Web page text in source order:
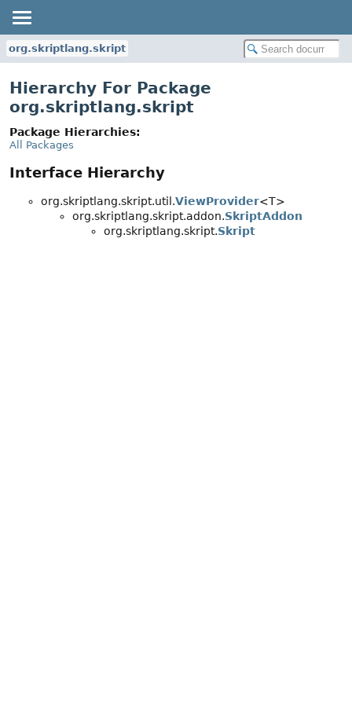
org.skriptlang.skript
Hierarchy For Package
org.skriptlang.skript
Package Hierarchies:
All Packages
Interface Hierarchy
org.skriptlang.skript.util.ViewProvider<T>
org.skriptlang.skript.addon.SkriptAddon
org.skriptlang.skript.Skript